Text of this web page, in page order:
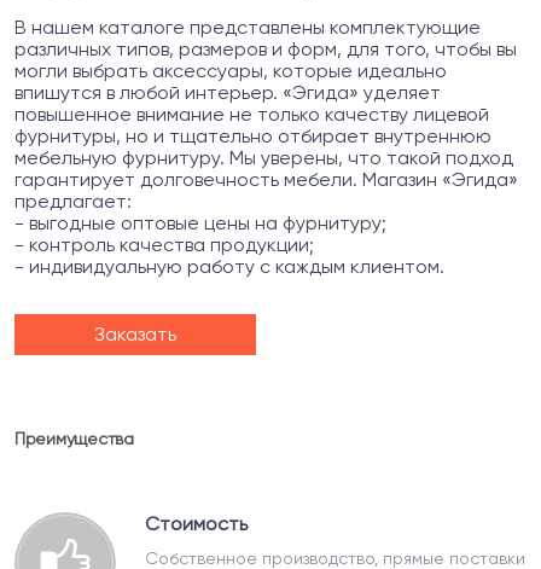
В нашем каталоге представлены комплектующие
различных типов, размеров и форм, для того, чтобы вы
могли выбрать аксессуары, которые идеально
впишутся в любой интерьер. «Эгида» уделяет
повышенное внимание не только качеству лицевой
фурнитуры, но и тщательно отбирает внутреннюю
мебельную фурнитуру. Мы уверены, что такой подход
гарантирует долговечность мебели. Магазин «Эгида»
предлагает:
- выгодные оптовые цены на фурнитуру;
- контроль качества продукции;
- индивидуальную работу с каждым клиентом.
Заказать
Преимущества
Стоимость
Собственное производство, прямые поставки